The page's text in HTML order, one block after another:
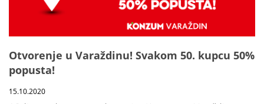
Otvorenje u Varaždinu! Svakom 50. kupcu 50%
popusta!
15.10.2020